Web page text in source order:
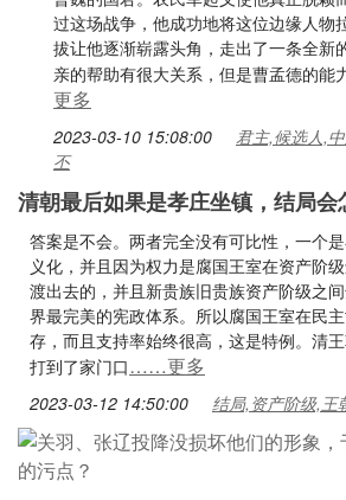
过这场战争，他成功地将这位边缘人物
拔让他逐渐崭露头角，走出了一条全新
亲的帮助有很大关系，但是曹孟德的能
更多
2023-03-10 15:08:00
君主,候选人,
丕
清朝最后如果是孝庄坐镇，结局会
答案是不会。两者完全没有可比性，一个
义化，并且因为权力是腐国王室在资产阶
渡出去的，并且新贵族旧贵族资产阶级之
界最完美的宪政体系。所以腐国王室在民
存，而且支持率始终很高，这是特例。清
打到了家门口……更多
2023-03-12 14:50:00 结局,资产阶级,王